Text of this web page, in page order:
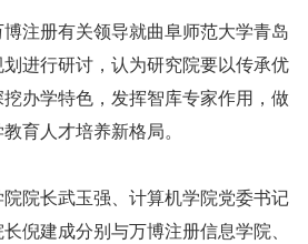
册有关领导就曲阜师范大学青岛
进行研讨，认为研究院要以传承优
办学特色，发挥智库专家作用，做
育人才培养新格局。
长武玉强、计算机学院党委书记
倪建成分别与万博注册信息学院、